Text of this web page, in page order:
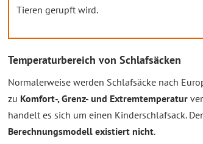
Tieren gerupft wird.
Temperaturbereich von Schlafsäcken
Normalerweise werden Schlafsäcke nach
zu Komfort-, Grenz- und Extremtemperatur
handelt es sich um einen Kinderschlafsack.
Berechnungsmodell existiert nicht.